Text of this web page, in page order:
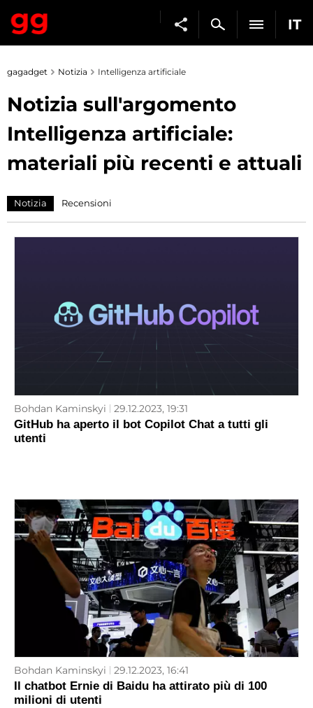
IT
gagadget Notizia Intelligenza artificiale
Notizia sull'argomento
Intelligenza artificiale:
materiali più recenti e attuali
Notizia Recensioni
Bohdan Kaminskyi 29.12.2023, 19:31
GitHub ha aperto il bot Copilot Chat a tutti gli
utenti
Bohdan Kaminskyi 29.12.2023, 16:41
Il chatbot Ernie di Baidu ha attirato più di 100
milioni di utenti